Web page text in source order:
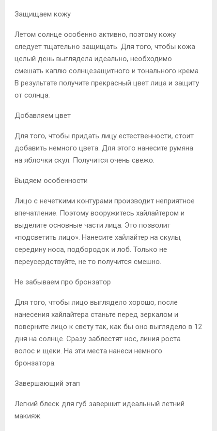
Защищаем кожу
Летом солнце особенно активно, поэтому кожу
следует тщательно защищать. Для того, чтобы кожа
целый день выглядела идеально, необходимо
смешать каплю солнцезащитного и тонального крема.
В результате получите прекрасный цвет лица и защиту
от солнца.
Добавляем цвет
Для того, чтобы придать лицу естественности, стоит
добавить немного цвета. Для этого нанесите румяна
на яблочки скул. Получится очень свежо.
Выдяем особенности
Лицо с нечеткими контурами производит неприятное
впечатление. Поэтому вооружитесь хайлайтером и
выделите основные части лица. Это позволит
«подсветить лицо». Нанесите хайлайтер на скулы,
середину носа, подбородок и лоб. Только не
переусердствуйте, не то получится смешно.
Не забываем про бронзатор
Для того, чтобы лицо выглядело хорошо, после
нанесения хайлайтера станьте перед зеркалом и
поверните лицо к свету так, как бы оно выглядело в 12
дня на солнце. Сразу заблестят нос, линия роста
волос и щеки. На эти места нанеси немного
бронзатора.
Завершающий этап
Легкий блеск для губ завершит идеальный летний
макияж.